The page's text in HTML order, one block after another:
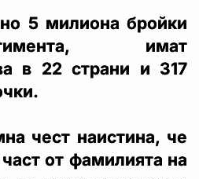
5 милиона бройки
имат
в 22 страни и 317
чест наистина, че
от фамилията на